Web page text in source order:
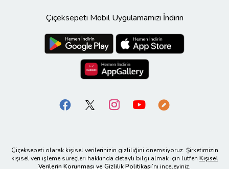
Çiçeksepeti Mobil Uygulamamızı İndirin
Çiçeksepeti olarak kişisel verilerinizin gizliliğini önemsiyoruz. Şirketimizin
kişisel veri işleme süreçleri hakkında detaylı bilgi almak için lütfen Kişisel
Verilerin Korunması ve Gizlilik Politikası’nı inceleyiniz.